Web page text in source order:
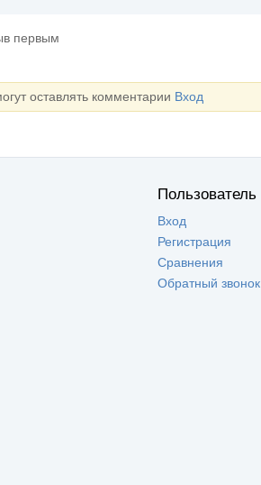
первым
оставлять комментарии Вход
Пользователь
Вход
Регистрация
Сравнения
Обратный звонок